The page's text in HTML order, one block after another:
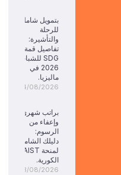
بتمويل شامل
للرحلة
والتأشيرة:
تفاصيل قمة
SDG للشباب
2026 في
ماليزيا.
04/08/2026
براتب شهري
وإعفاء من
الرسوم:
دليلك الشامل
لمنحة KAIST
الكورية.
03/08/2026